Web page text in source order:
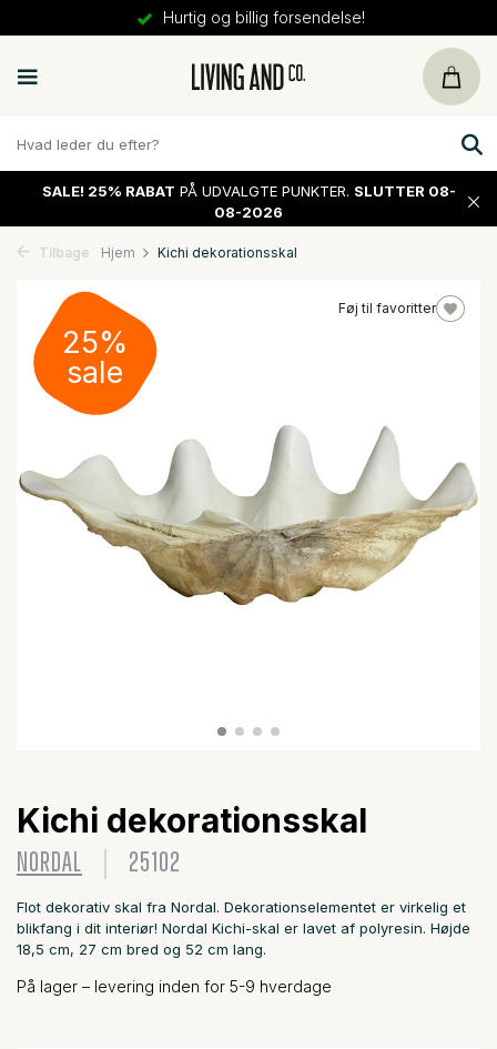
Hurtig og billig forsendelse!
SALE! 25% RABAT PÅ UDVALGTE PUNKTER. SLUTTER 08-
08-2026
Tilbage Hjem Kichi dekorationsskal
Føj til favoritter
25%
sale
Kichi dekorationsskal
NORDAL 25102
Flot dekorativ skal fra Nordal. Dekorationselementet er virkelig et
blikfang i dit interiør! Nordal Kichi-skal er lavet af polyresin. Højde
18,5 cm, 27 cm bred og 52 cm lang.
På lager – levering inden for 5-9 hverdage